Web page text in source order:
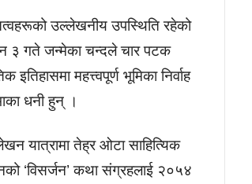
उल्लेखनीय उपस्थिति रहेको
३ गते जन्मेका चन्दले चार पटक
इतिहासमा महत्त्वपूर्ण भूमिका निर्वाह
धनी हुन् ।
यात्रामा तेह्र ओटा साहित्यिक
‘विसर्जन’ कथा संग्रहलाई २०५४